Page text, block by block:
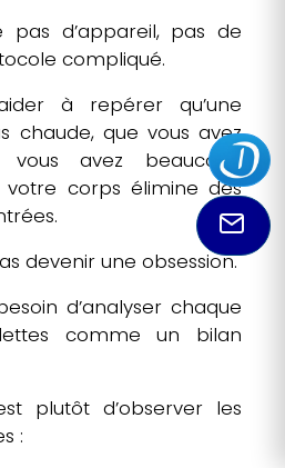
pas d’appareil, pas de
compliqué.
à repérer qu’une
chaude, que vous avez
avez beaucoup
corps élimine des
devenir une obsession.
d’analyser chaque
comme un bilan
plutôt d’observer les
: